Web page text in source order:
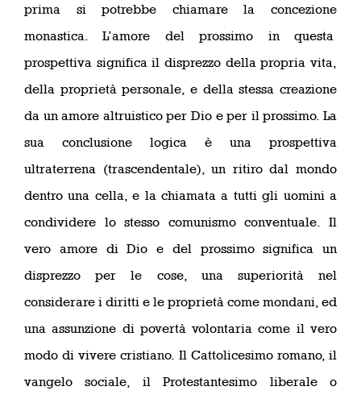
prima si potrebbe chiamare la concezione
monastica. L’amore del prossimo in questa
prospettiva significa il disprezzo della propria vita,
della proprietà personale, e della stessa creazione
da un amore altruistico per Dio e per il prossimo. La
sua conclusione logica è una prospettiva
ultraterrena (trascendentale), un ritiro dal mondo
dentro una cella, e la chiamata a tutti gli uomini a
condividere lo stesso comunismo conventuale. Il
vero amore di Dio e del prossimo significa un
disprezzo per le cose, una superiorità nel
considerare i diritti e le proprietà come mondani, ed
una assunzione di povertà volontaria come il vero
modo di vivere cristiano. Il Cattolicesimo romano, il
vangelo sociale, il Protestantesimo liberale o